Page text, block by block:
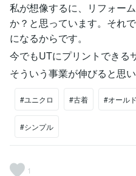
私が想像するに、リフォー
か？と思っています。それ
になるからです。
今でもUTにプリントできる
そういう事業が伸びると思い
#ユニクロ #古着 #オール
#シンプル
1